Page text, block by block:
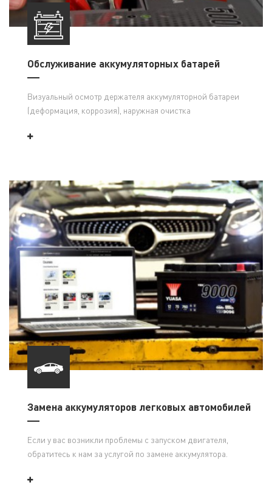
Обслуживание аккумуляторных батарей
Визуальный осмотр держателя аккумуляторной батареи
(деформация, коррозия), наружная очистка
Замена аккумуляторов легковых автомобилей
Если у вас возникли проблемы с запуском двигателя,
обратитесь к нам за услугой по замене аккумулятора.